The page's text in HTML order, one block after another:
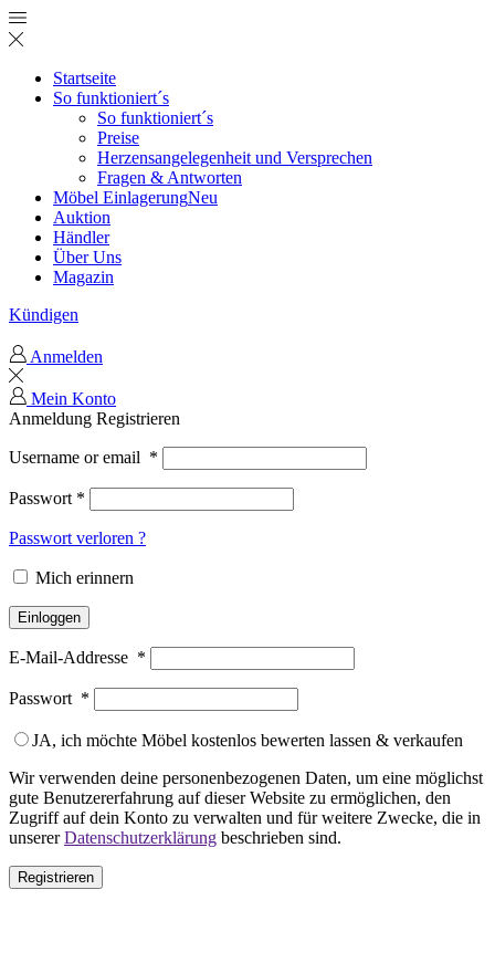
Startseite
So funktioniert´s
So funktioniert´s
Preise
Herzensangelegenheit und Versprechen
Fragen & Antworten
Möbel EinlagerungNeu
Auktion
Händler
Über Uns
Magazin
Kündigen
Anmelden
Mein Konto
Anmeldung Registrieren
Username or email *
Passwort *
Passwort verloren ?
Mich erinnern
Einloggen
E-Mail-Addresse *
Passwort *
JA, ich möchte Möbel kostenlos bewerten lassen & verkaufen
Wir verwenden deine personenbezogenen Daten, um eine möglichst
gute Benutzererfahrung auf dieser Website zu ermöglichen, den
Zugriff auf dein Konto zu verwalten und für weitere Zwecke, die in
unsererDatenschutzerklärung beschrieben sind.
Registrieren